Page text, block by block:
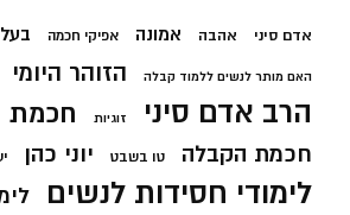
אדם סיני אהבה אמונה אפיקי חכמה
האם מותר לנשים ללמוד קבלה הזוהר היומי
הרב אדם סיני זוגיות חכמת
חכמת הקבלה טו בשבט יוני כהן
לימודי חסידות לנשים